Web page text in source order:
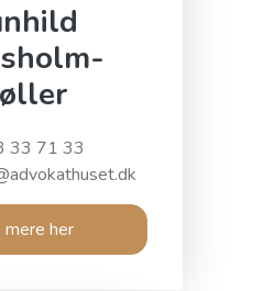
33 71 33
her